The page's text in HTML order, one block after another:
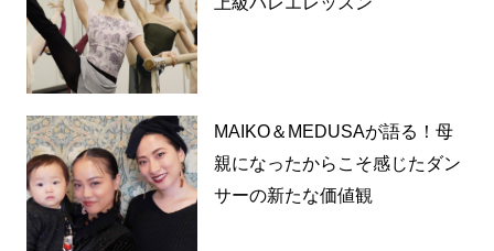
MAIKO＆MEDUSAが語る！母
親になったからこそ感じたダン
サーの新たな価値観